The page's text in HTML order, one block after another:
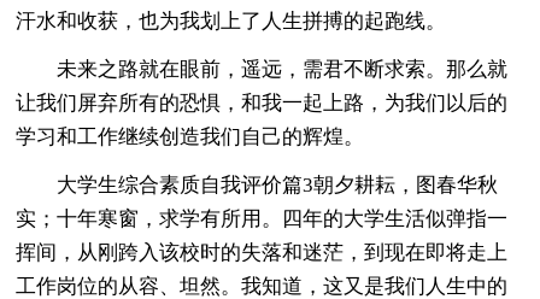
汗水和收获，也为我划上了人生拼搏的起跑线。
未来之路就在眼前，遥远，需君不断求索。那么就
让我们屏弃所有的恐惧，和我一起上路，为我们以后的
学习和工作继续创造我们自己的辉煌。
大学生综合素质自我评价篇3朝夕耕耘，图春华秋
实；十年寒窗，求学有所用。四年的大学生活似弹指一
挥间，从刚跨入该校时的失落和迷茫，到现在即将走上
工作岗位的从容、坦然。我知道，这又是我们人生中的